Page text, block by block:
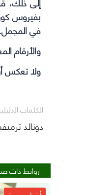
في المجمل.
والأرقام
ولا تعكس
الكلمات
دونالد
روابط ذات